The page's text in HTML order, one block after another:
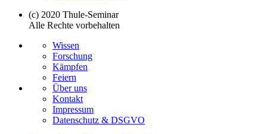
(c) 2020 Thule-Seminar
Alle Rechte vorbehalten
Wissen
Forschung
Kämpfen
Feiern
Über uns
Kontakt
Impressum
Datenschutz & DSGVO